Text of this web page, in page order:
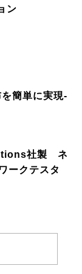
ン
簡単に実現-
社製 ネ
ークテスタ